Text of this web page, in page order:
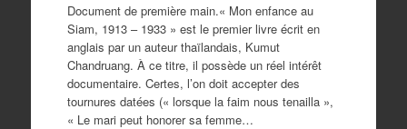
Document de première main.« Mon enfance au
Siam, 1913 – 1933 » est le premier livre écrit en
anglais par un auteur thaïlandais, Kumut
Chandruang. À ce titre, il possède un réel intérêt
documentaire. Certes, l’on doit accepter des
tournures datées (« lorsque la faim nous tenailla »,
« Le mari peut honorer sa femme…